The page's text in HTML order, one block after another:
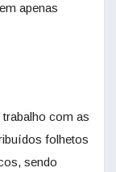
apenas
com as
folhetos
sendo